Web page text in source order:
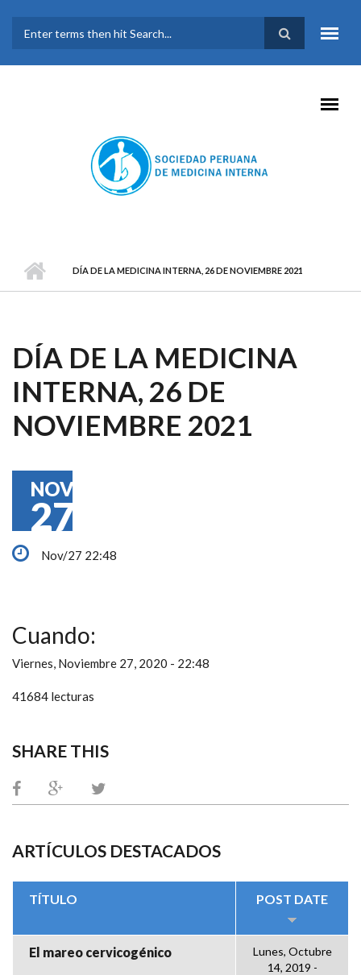
FORMULARIO DE
BÚSQUEDA
DÍA DE LA MEDICINA INTERNA, 26 DE NOVIEMBRE 2021
DÍA DE LA MEDICINA
INTERNA, 26 DE
NOVIEMBRE 2021
NOV
27
Nov/27 22:48
Cuando:
Viernes, Noviembre 27, 2020 - 22:48
41684 lecturas
SHARE THIS
ARTÍCULOS DESTACADOS
TÍTULO POST DATE
El mareo cervicogénico
Lunes, Octubre
14, 2019 -